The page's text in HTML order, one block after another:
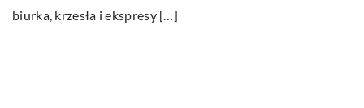
biurka, krzesła i ekspresy […]